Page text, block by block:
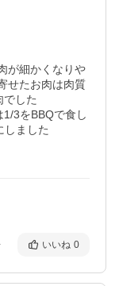
が細かくなりや
せたお肉は肉質
でした
3をBBQで食し
しました
いいね 0